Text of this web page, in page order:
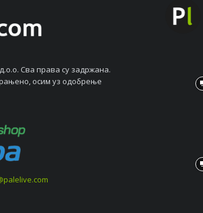
Сва права су задржана.
осим уз одобрeњe